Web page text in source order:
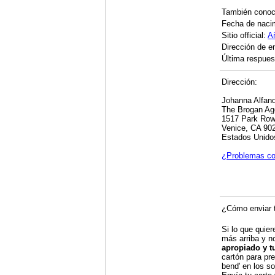
También
Fecha de
Sitio official:
Dirección de
Última
Dirección:
Johanna
The Brogan
1517 Park Row
Venice, CA
Estados
¿Problemas
¿Cómo enviar
Si lo que
más arriba y
apropiado y
cartón para
bend' en los